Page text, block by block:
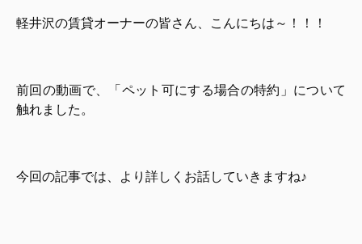
軽井沢の賃貸オーナーの皆さん、こんにちは～！！！
前回の動画で、「ペット可にする場合の特約」について
触れました。
今回の記事では、より詳しくお話していきますね♪